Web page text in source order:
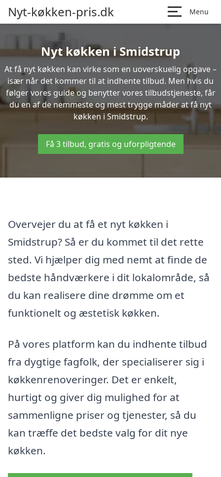
Nyt-køkken-pris.dk Menu
Nyt køkken i Smidstrup
At få nyt køkken kan virke som en uoverskuelig opgave –
især når det kommer til at indhente tilbud. Men hvis du
følger vores guide og benytter vores tilbudstjeneste, får
du en af de nemmeste og mest trygge måder at få nyt
køkken i Smidstrup.
Få 3 tilbud, gratis og uforpligtende
Overvejer du at få et nyt køkken i
Smidstrup? Så er du kommet til det rette
sted. Vi hjælper dig med nemt at finde de
bedste håndværkere i dit lokalområde, så
du kan realisere dine drømme om et
funktionelt og æstetisk køkken.
På vores platform kan du indhente tilbud
fra dygtige fagfolk, der specialiserer sig i
køkkenrenoveringer. Det er enkelt,
hurtigt og giver dig mulighed for at
sammenligne priser og tjenester, så du
kan træffe det bedste valg for dit nye
køkken.